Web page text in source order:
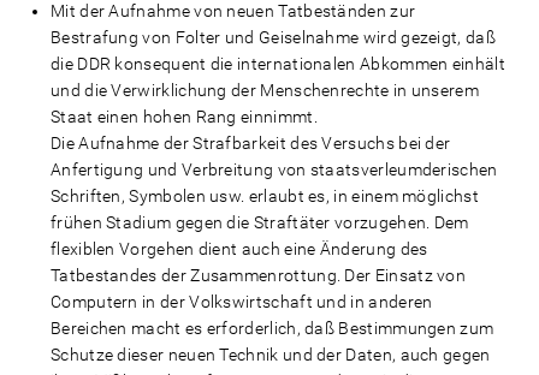
Mit der Aufnahme von neuen Tatbeständen zur
Bestrafung von Folter und Geiselnahme wird gezeigt, daß
die DDR konsequent die internationalen Abkommen einhält
und die Verwirklichung der Menschenrechte in unserem
Staat einen hohen Rang einnimmt.
Die Aufnahme der Strafbarkeit des Versuchs bei der
Anfertigung und Verbreitung von staatsverleumderischen
Schriften, Symbolen usw. erlaubt es, in einem möglichst
frühen Stadium gegen die Straftäter vorzugehen. Dem
flexiblen Vorgehen dient auch eine Änderung des
Tatbestandes der Zusammenrottung. Der Einsatz von
Computern in der Volkswirtschaft und in anderen
Bereichen macht es erforderlich, daß Bestimmungen zum
Schutze dieser neuen Technik und der Daten, auch gegen